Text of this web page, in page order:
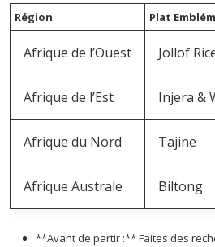
Région Plat
Afrique de l’Ouest Jollof
Afrique de l’Est Injera &
Afrique du Nord Tajine
Afrique Australe Biltong
**Avant de partir :** Faites des